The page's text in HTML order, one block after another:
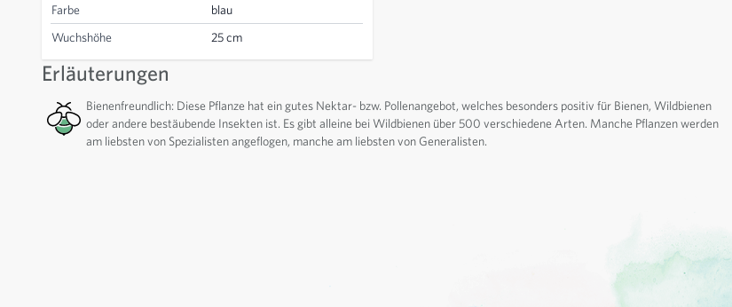
Farbe
blau
Wuchshöhe
25 cm
Erläuterungen
Bienenfreundlich: Diese Pflanze hat ein gutes Nektar- bzw. Pollenangebot, welches besonders positiv für Bienen, Wildbienen
oder andere bestäubende Insekten ist. Es gibt alleine bei Wildbienen über 500 verschiedene Arten. Manche Pflanzen werden
am liebsten von Spezialisten angeflogen, manche am liebsten von Generalisten.